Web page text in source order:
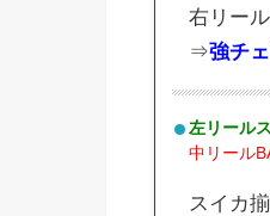
右リー
⇒強チ
左リール
中リール
スイカ